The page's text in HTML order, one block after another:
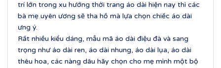
trí lớn trong xu hướng thời trang áo dài hiện nay thì các
bà mẹ uyên ương sẽ tha hồ mà lựa chọn chiếc áo dài
ưng ý.
Rất nhiều kiểu dáng, mẫu mã áo dài điệu đà và sang
trọng như áo dài ren, áo dài nhung, áo dài lụa, áo dài
thêu hoa, các nàng dâu hãy chọn cho mẹ mình một bộ